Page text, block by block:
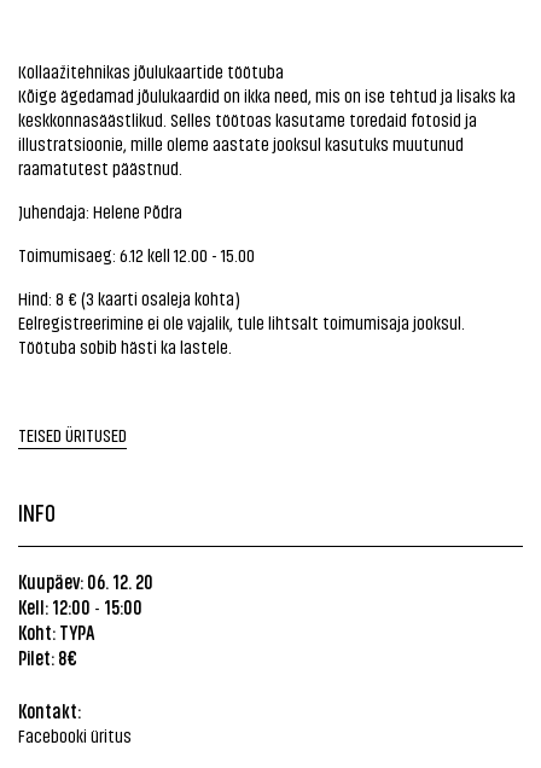
Kollaažitehnikas jõulukaartide töötuba
Kõige ägedamad jõulukaardid on ikka need, mis on ise tehtud ja lisaks ka
keskkonnasäästlikud. Selles töötoas kasutame toredaid fotosid ja
illustratsioonie, mille oleme aastate jooksul kasutuks muutunud
raamatutest päästnud.
Juhendaja: Helene Põdra
Toimumisaeg: 6.12 kell 12.00 - 15.00
Hind: 8 € (3 kaarti osaleja kohta)
Eelregistreerimine ei ole vajalik, tule lihtsalt toimumisaja jooksul.
Töötuba sobib hästi ka lastele.
TEISED ÜRITUSED
INFO
Kuupäev: 06. 12. 20
Kell: 12:00 - 15:00
Koht: TYPA
Pilet: 8€
Kontakt:
Facebooki üritus